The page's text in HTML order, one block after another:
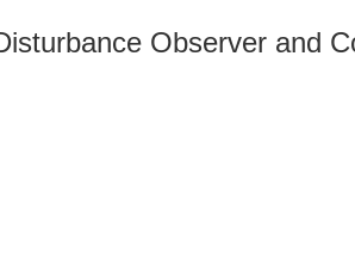
Observer and